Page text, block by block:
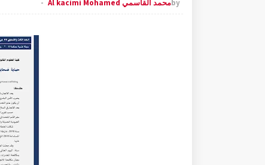
byمحمد القاسمي Al kacimi Mohamed